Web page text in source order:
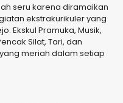
seru karena diramaikan
ekstrakurikuler yang
Ekskul Pramuka, Musik,
Silat, Tari, dan
meriah dalam setiap